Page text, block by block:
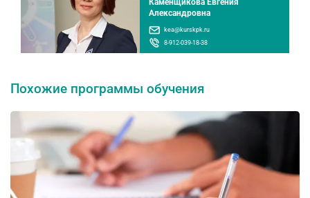
Александровна
kea@kurskpk.ru
8-912-039-18-38
Похожие программы обучения